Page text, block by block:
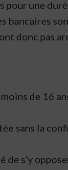
pour une
bancaires
donc pas
de 16
sans la
s’y